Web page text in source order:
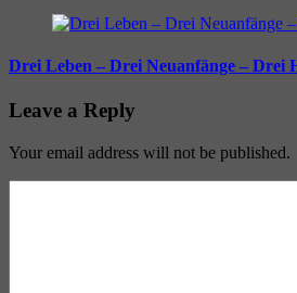
Drei Leben – Drei Neuanfänge – Drei
Leave a Reply
Your email address will not be published.